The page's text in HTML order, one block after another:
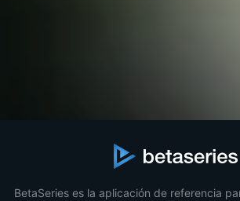
BetaSeries es la aplicación de referencia